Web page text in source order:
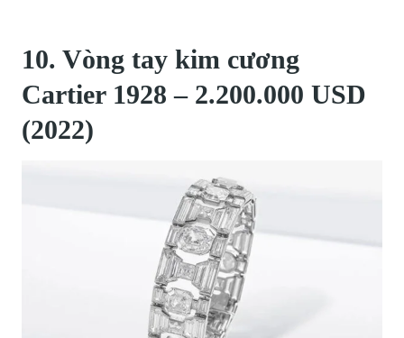
10. Vòng tay kim cương
Cartier 1928 – 2.200.000 USD
(2022)